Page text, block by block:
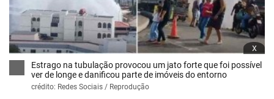
x
Estrago na tubulação provocou um jato forte que foi possível
ver de longe e danificou parte de imóveis do entorno
crédito: Redes Sociais / Reprodução